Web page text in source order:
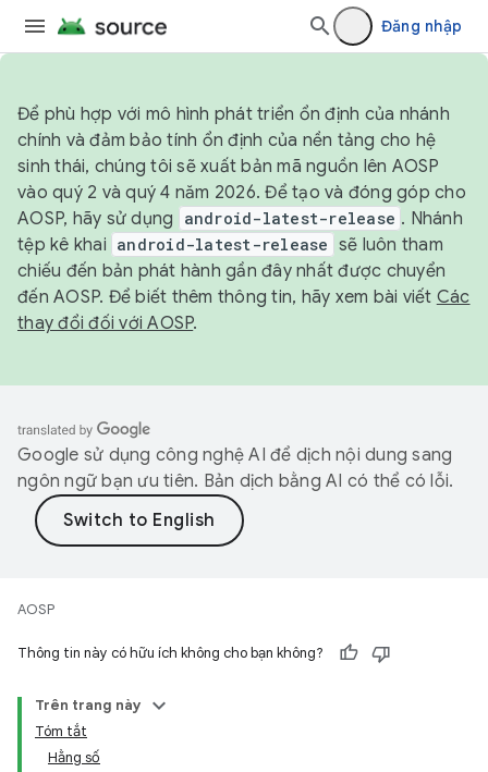
Đăng nhập
Để phù hợp với mô hình phát triển ổn định của nhánh
chính và đảm bảo tính ổn định của nền tảng cho hệ
sinh thái, chúng tôi sẽ xuất bản mã nguồn lên AOSP
vào quý 2 và quý 4 năm 2026. Để tạo và đóng góp cho
AOSP, hãy sử dụng
android-latest-release . Nhánh
tệp kê khai android-latest-release sẽ luôn tham
chiếu đến bản phát hành gần đây nhất được chuyển
đến AOSP. Để biết thêm thông tin, hãy xem bài viết Các
thay đổi đối với AOSP.
Google sử dụng công nghệ AI để dịch nội dung sang
ngôn ngữ bạn ưu tiên. Bản dịch bằng AI có thể có lỗi.
AOSP
Thông tin này có hữu ích không cho bạn không?
Trên trang này
Tóm tắt
Hằng số